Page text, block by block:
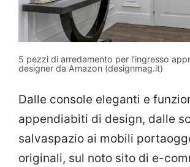
5 pezzi di arredamento per l’ingresso
designer da Amazon (designmag.it)
Dalle console eleganti e
appendiabiti di design, dalle
salvaspazio ai mobili
originali, sul noto sito di e-